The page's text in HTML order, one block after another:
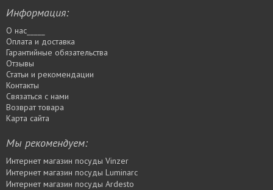
Информация:
О нас_____
Оплата и доставка
Гарантийные обязательства
Отзывы
Статьи и рекомендации
Контакты
Связаться с нами
Возврат товара
Карта сайта
Мы рекомендуем:
Интернет магазин посуды Vinzer
Интернет магазин посуды Luminarc
Интернет магазин посуды Ardesto